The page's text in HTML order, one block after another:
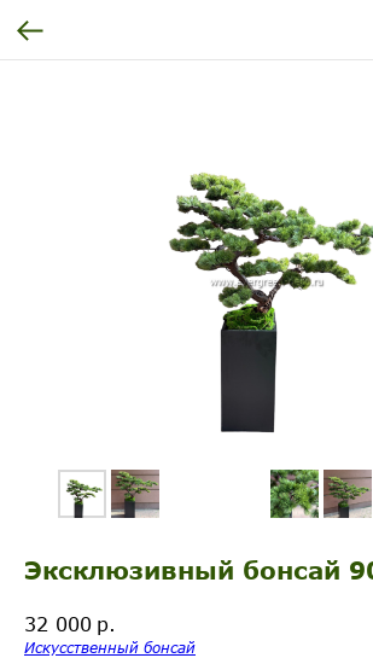
Эксклюзивный бонсай
32 000 р.
Искусственный бонсай